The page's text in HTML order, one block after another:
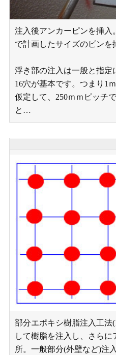
注入後アンカーピンを挿入
で計画したサイズのピンを
浮き部の注入は一般と指定
16穴が基本です。つまり1
仮定して、250ｍｍピッチ
と…
部分エポキシ樹脂注入工法
して樹脂を注入し、さら
所。一般部分(外壁など)注